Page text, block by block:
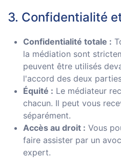
3. Confidentialité
Confidentialité totale :
la médiation sont
peuvent être utilisés
l'accord des deux
Équité : Le médiateur
chacun. Il peut vous
séparément.
Accès au droit : Vous
faire assister par un
expert.